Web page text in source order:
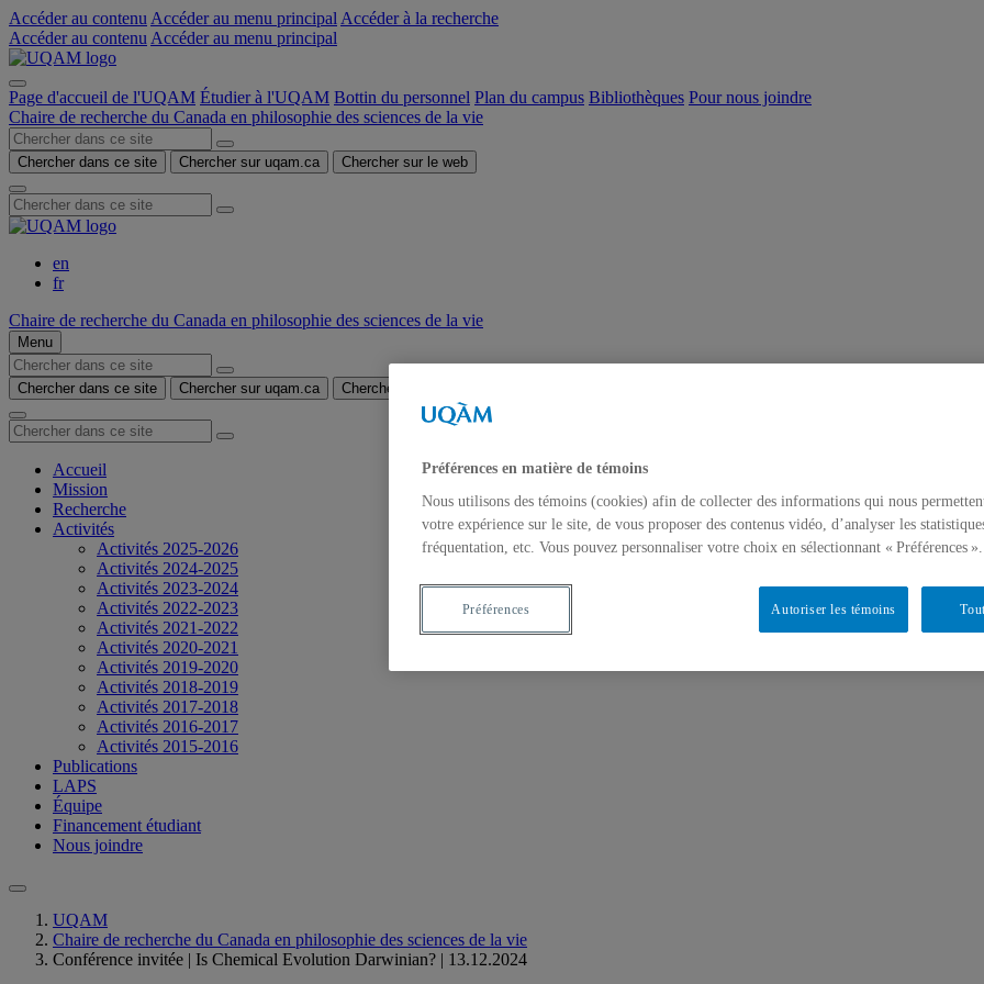
Accéder au contenu Accéder au menu principal Accéder à la recherche
Accéder au contenu Accéder au menu principal
Page d'accueil de l'UQAM Étudier à l'UQAM Bottin du personnel Plan du campus Bibliothèques Pour nous joindre
Chaire de recherche du Canada en philosophie des sciences de la vie
Chercher dans ce site Chercher sur uqam.ca Chercher sur le web
en
fr
Chaire de recherche du Canada en philosophie des sciences de la vie
Menu
Chercher dans ce site Chercher sur uqam.ca Chercher sur le web
Accueil
Mission
Recherche
Activités
Activités 2025-2026
Activités 2024-2025
Activités 2023-2024
Activités 2022-2023
Activités 2021-2022
Activités 2020-2021
Activités 2019-2020
Activités 2018-2019
Activités 2017-2018
Activités 2016-2017
Activités 2015-2016
Publications
LAPS
Équipe
Financement étudiant
Nous joindre
UQAM
Chaire de recherche du Canada en philosophie des sciences de la vie
Conférence invitée | Is Chemical Evolution Darwinian? | 13.12.2024
Préférences en matière de témoins
Nous utilisons des témoins (cookies) afin de collecter des informations qui nous
votre expérience sur le site, de vous proposer des contenus vidéo, d’analyser les
fréquentation, etc. Vous pouvez personnaliser votre choix en sélectionnant « Préférences ».
Autoriser les témoins
Préférences